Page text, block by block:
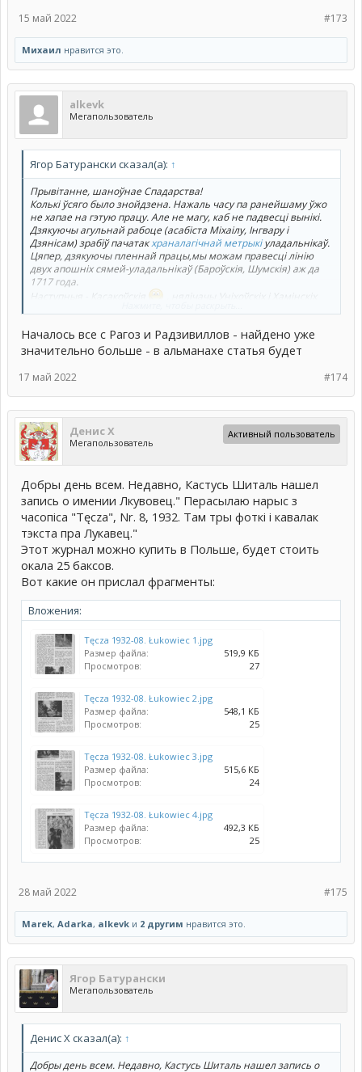
#173
15 май 2022
Михаил нравится это.
alkevk
Мегапользователь
Ягор Батурански сказал(а): ↑
Прывітанне, шаноўнае Спадарства!
Колькі ўсяго было знойдзена. Нажаль часу па ранейшаму ўжо
не хапае на гэтую працу. Але не магу, каб не падвесці вынікі.
Дзякуючы агульнай рабоце (асабіста Міхаілу, Інгвару і
Дзянісам) зрабіў пачатакхраналагічнай метрыкіуладальнікаў.
Цяпер, дзякуючы пленнай працы,мы можам правесці лінію
двух апошніх сямей-уладальнікаў (Бароўскія, Шумскія) аж да
1717 года.
Наступныя - Касакоўскія
, нялічачы Уніхоўскіх і Хамінскіх
.
Началось все с Рагоз и Радзивиллов - найдено уже
значительно больше - в альманахе статья будет
#174
17 май 2022
Денис Х
Мегапользователь
Активный пользователь
Добры день всем. Недавно, Кастусь Шиталь нашел
запись о имении Лкувовец." Перасылаю нарыс з
часопіса "Tęcza", Nr. 8, 1932. Там тры фоткі і кавалак
тэкста пра Лукавец."
Этот журнал можно купить в Польше, будет стоить
окала 25 баксов.
Вот какие он прислал фрагменты:
Вложения:
Tęcza 1932-08. Łukowiec 1.jpg
Размер файла:
519,9 КБ
Просмотров:
27
Tęcza 1932-08. Łukowiec 2.jpg
Размер файла:
548,1 КБ
Просмотров:
25
Tęcza 1932-08. Łukowiec 3.jpg
Размер файла:
515,6 КБ
Просмотров:
24
Tęcza 1932-08. Łukowiec 4.jpg
Размер файла:
492,3 КБ
Просмотров:
25
#175
28 май 2022
Marek, Adarka, alkevk и 2 другим нравится это.
Ягор Батурански
Мегапользователь
Денис Х сказал(а): ↑
Добры день всем. Недавно, Кастусь Шиталь нашел запись о